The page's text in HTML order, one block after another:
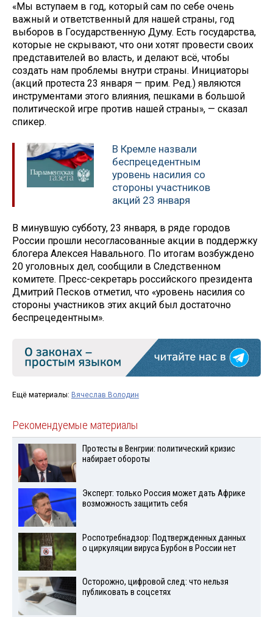
«Мы вступаем в год, который сам по себе очень
важный и ответственный для нашей страны, год
выборов в Государственную Думу. Есть государства,
которые не скрывают, что они хотят провести своих
представителей во власть, и делают всё, чтобы
создать нам проблемы внутри страны. Инициаторы
(акций протеста 23 января — прим. Ред.) являются
инструментами этого влияния, пешками в большой
политической игре против нашей страны», — сказал
спикер.
В Кремле назвали
беспрецедентным
уровень насилия со
стороны участников
акций 23 января
В минувшую субботу, 23 января, в ряде городов
России прошли несогласованные акции в поддержку
блогера Алексея Навального. По итогам возбуждено
20 уголовных дел, сообщили в Следственном
комитете. Пресс-секретарь российского президента
Дмитрий Песков отметил, что «уровень насилия со
стороны участников этих акций был достаточно
беспрецедентным».
Ещё материалы: Вячеслав Володин
Рекомендуемые материалы
Протесты в Венгрии: политический кризис
набирает обороты
Эксперт: только Россия может дать Африке
возможность защитить себя
Роспотребнадзор: Подтвержденных данных
о циркуляции вируса Бурбон в России нет
Осторожно, цифровой след: что нельзя
публиковать в соцсетях